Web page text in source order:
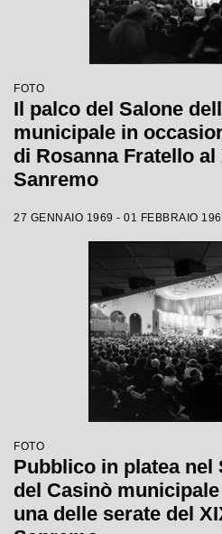
FOTO
Il palco del Salone
municipale in
di Rosanna Fratello
Sanremo
27 GENNAIO 1969 - 01 FEBBRAIO
FOTO
Pubblico in platea nel
del Casinò
una delle serate del